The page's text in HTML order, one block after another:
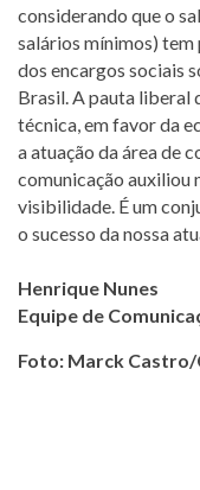
considerando que o
salários mínimos) tem
dos encargos sociais
Brasil. A pauta liberal
técnica, em favor da
a atuação da área de
comunicação auxiliou
visibilidade. É um
o sucesso da nossa
Henrique Nunes
Equipe de
Foto: Marck